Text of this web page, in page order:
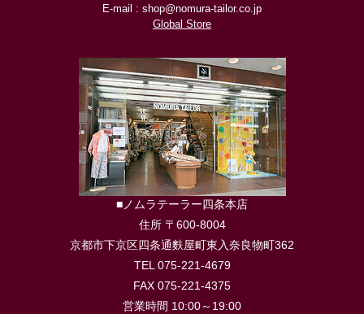
E-mail : shop@nomura-tailor.co.jp
Global Store
■ノムラテーラー四条本店
住所 〒600-8004
京都市下京区四条通麩屋町東入奈良物町362
TEL 075-221-4679
FAX 075-221-4375
営業時間 10:00～19:00